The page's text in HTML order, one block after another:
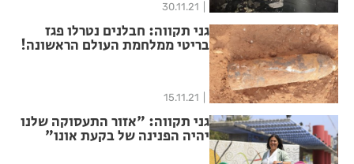
30.11.21
גני תקווה: חבלנים נטרלו פגז
בריטי ממלחמת העולם הראשונה!
15.11.21
גני תקווה: "אזור התעסוקה שלנו
יהיה הפנינה של בקעת אונו"